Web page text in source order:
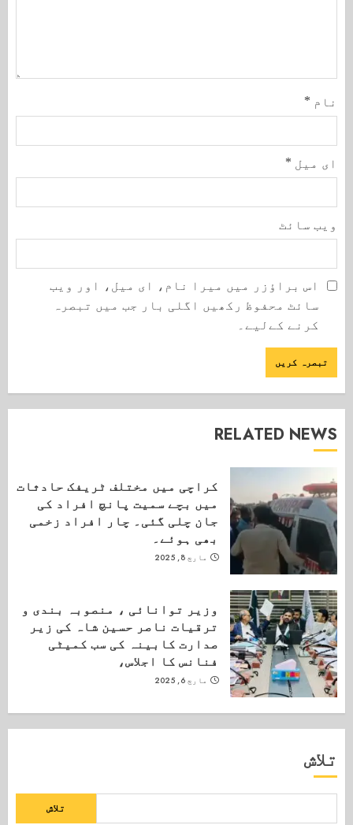
نام *
ای میل *
ویب‌ سائٹ
اس براؤزر میں میرا نام، ای میل، اور ویب
سائٹ محفوظ رکھیں اگلی بار جب میں تبصرہ
کرنے کےلیے۔
RELATED NEWS
کراچی میں مختلف ٹریفک حادثات
میں بچے سمیت پانچ افراد کی
جان چلی گئی۔ چار افراد زخمی
بھی ہوئے۔
مارچ 8, 2025
وزیر توانائی ، منصوبہ بندی و
ترقیات ناصر حسین شاہ کی زیر
صدارت کابینہ کی سب کمیٹی
فنانس کا اجلاس،
مارچ 6, 2025
تلاش
تلاش